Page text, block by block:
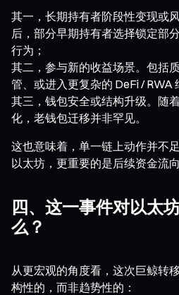
其一，长期持有者阶段性变现或
后，部分早期持有者选择锁定部
行为；
其二，参与新的收益场景。包括
管、或进入更复杂的 DeFi / RWA
其三，钱包安全或结构升级。随
化，老钱包迁移并非罕见。
这也意味着，单一链上动作并不
以太坊，更重要的是后续资金流向
四、这一事件对以太
么？
从更宏观的角度看，这次巨鲸转
构性的，而非趋势性的：